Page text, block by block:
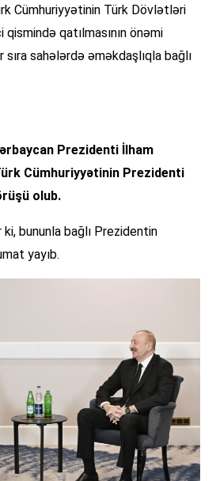
Cümhuriyyətinin Türk Dövlətləri
qatılmasının önəmi
sıra sahələrdə əməkdaşlıqla bağlı
Prezidenti İlham
Cümhuriyyətinin Prezidenti
olub.
bununla bağlı Prezidentin
yayıb.